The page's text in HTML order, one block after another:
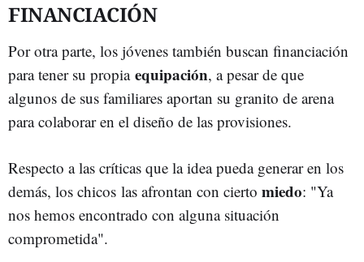
FINANCIACIÓN
Por otra parte, los jóvenes también buscan financiación
para tener su propia equipación, a pesar de que
algunos de sus familiares aportan su granito de arena
para colaborar en el diseño de las provisiones.
Respecto a las críticas que la idea pueda generar en los
demás, los chicos las afrontan con cierto miedo: "Ya
nos hemos encontrado con alguna situación
comprometida".